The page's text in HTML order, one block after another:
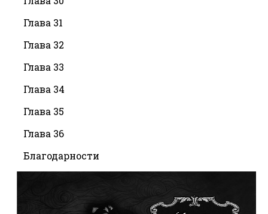
Глава 31
Глава 32
Глава 33
Глава 34
Глава 35
Глава 36
Благодарности